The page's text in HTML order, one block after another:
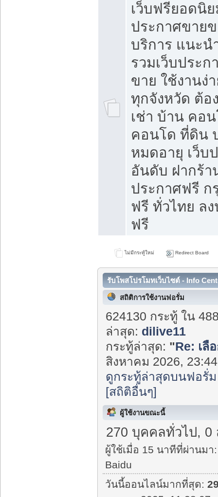
เว็บฟรียอดนิ
ประกาศขาย
บริการ แนะน
รวมเว็บประก
ขาย ใช้งานง่
ทุกจังหวัด ต้อ
เช่า บ้าน คอ
คอนโด ที่ดิน
หมดอายุ เว็บ
อันดับ ฝากร้า
ประกาศฟรี ก
ฟรี ทั่วไทย ล
ฟรี
ไม่มีกระทู้ใหม่ Redirect Board
รับโพสโปรโมทเว็บไซต์ - Info
สถิติการใช้งานฟอรั่ม
624130 กระทู้ ใน
ล่าสุด: dilive11
กระทู้ล่าสุด: "Re: เลื
สิงหาคม 2026,
ดูกระทู้ล่าสุดบนฟอรั่ม
[สถิติอื่นๆ]
ผู้ใช้งานขณะนี้
270 บุคคลทั่วไป, 0
ผู้ใช้เมื่อ 15 นาทีที่ผ่านมา:
Baidu
วันนี้ออนไลน์มากที่สุด: